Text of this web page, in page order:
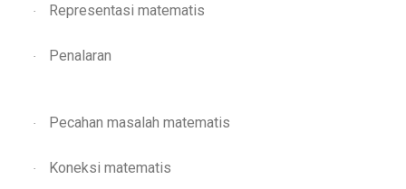
· Representasi matematis
· Penalaran
· Pecahan masalah matematis
· Koneksi matematis